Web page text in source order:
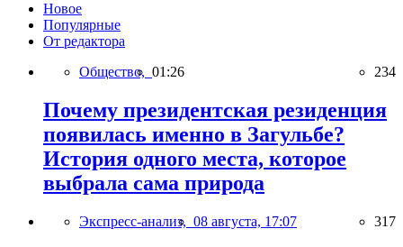
Новое
Популярные
От редактора
Общество, 01:26 234
Почему президентская резиденция
появилась именно в Загульбе?
История одного места, которое
выбрала сама природа
Экспресс-анализ, 08 августа, 17:07 317